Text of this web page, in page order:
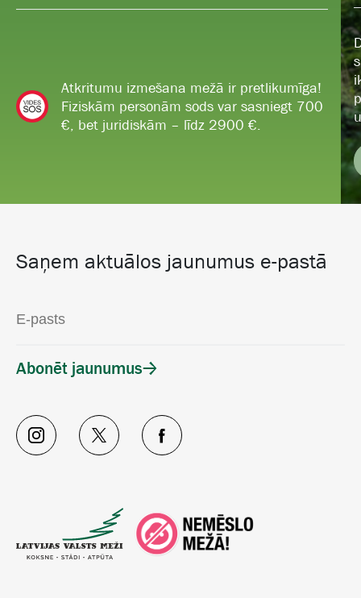
Atkritumu izmešana mežā ir pretlikumīga!
Fiziskām personām sods var sasniegt 700
€, bet juridiskām – līdz 2900 €.
Saņem aktuālos jaunumus e-pastā
Abonēt jaunumus